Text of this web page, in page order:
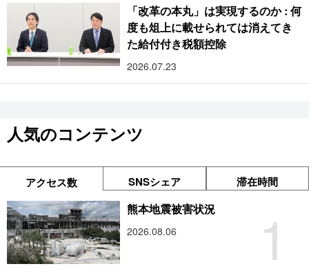
「改革の本丸」は実現するのか : 何
度も俎上に載せられては消えてき
た給付付き税額控除
2026.07.23
人気のコンテンツ
アクセス数 SNSシェア 滞在時間
1
熊本地震被害状況
2026.08.06